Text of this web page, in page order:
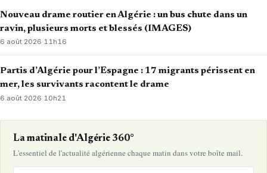
Nouveau drame routier en Algérie : un bus chute dans un
ravin, plusieurs morts et blessés (IMAGES)
6 août 2026·11h16
Partis d’Algérie pour l’Espagne : 17 migrants périssent en
mer, les survivants racontent le drame
6 août 2026· 10h21
La matinale d'Algérie 360°
L'essentiel de l'actualité algérienne chaque matin dans votre boîte mail.